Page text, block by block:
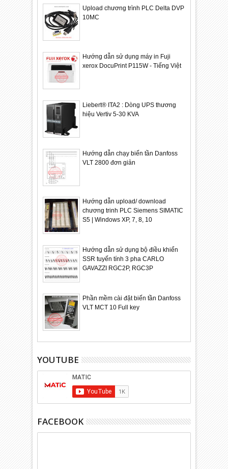
Upload chương trình PLC Delta DVP
10MC
Hướng dẫn sử dụng máy in Fuji
xerox DocuPrint P115W - Tiếng Việt
Liebert® ITA2 : Dòng UPS thương
hiệu Vertiv 5-30 KVA
Hướng dẫn chạy biến tần Danfoss
VLT 2800 đơn giản
Hướng dẫn upload/ download
chương trinh PLC Siemens SIMATIC
S5 | Windows XP, 7, 8, 10
Hướng dẫn sử dụng bộ điều khiển
SSR tuyến tính 3 pha CARLO
GAVAZZI RGC2P, RGC3P
Phần mềm cài đặt biến tần Danfoss
VLT MCT 10 Full key
YOUTUBE
FACEBOOK